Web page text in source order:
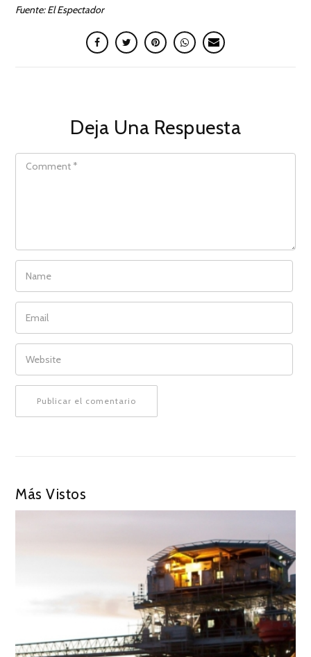
Fuente: El Espectador
Deja Una Respuesta
COMMENT
NAME
EMAIL
WEBSITE
Más Vistos